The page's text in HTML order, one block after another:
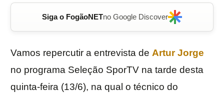
Siga o FogãoNETno Google Discover
Vamos repercutir a entrevista de Artur Jorge
no programa Seleção SporTV na tarde desta
quinta-feira (13/6), na qual o técnico do